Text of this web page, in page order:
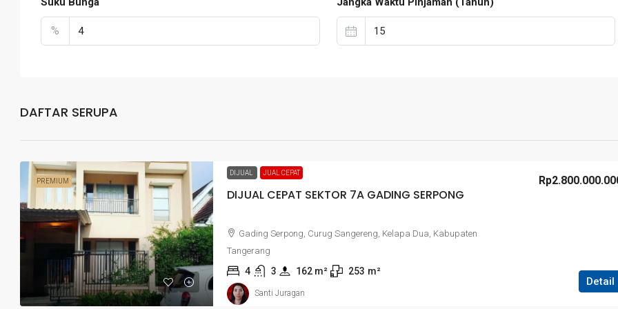
%
DAFTAR SERUPA
PREMIUM
DIJUAL JUAL CEPAT
DIJUAL CEPAT SEKTOR 7A GADING SERPONG
Gading Serpong, Curug Sangereng, Kelapa Dua, Kabupaten
Tangerang
4 3 162 m² 253 m²
Detail
Santi Juragan